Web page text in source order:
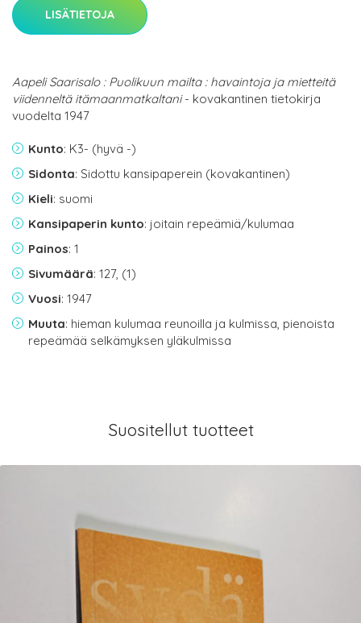
LISÄTIETOJA
Aapeli Saarisalo : Puolikuun mailta : havaintoja ja mietteitä
viidenneltä itämaanmatkaltani- kovakantinen tietokirja
vuodelta 1947
Kunto: K3- (hyvä -)
Sidonta: Sidottu kansipaperein (kovakantinen)
Kieli: suomi
Kansipaperin kunto: joitain repeämiä/kulumaa
Painos: 1
Sivumäärä: 127, (1)
Vuosi: 1947
Muuta: hieman kulumaa reunoilla ja kulmissa, pienoista
repeämää selkämyksen yläkulmissa
Suositellut tuotteet